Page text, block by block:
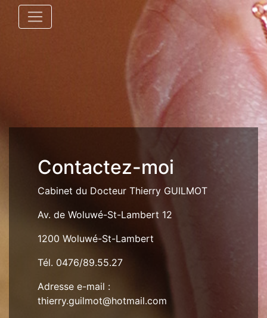
Contactez-moi
Cabinet du Docteur Thierry GUILMOT
Av. de Woluwé-St-Lambert 12
1200 Woluwé-St-Lambert
Tél. 0476/89.55.27
Adresse e-mail :
thierry.guilmot@hotmail.com